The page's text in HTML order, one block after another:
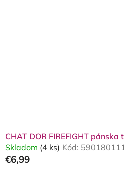
CHAT DOR FIREFIGHT
Skladom (4 ks) Kód:
€6,99